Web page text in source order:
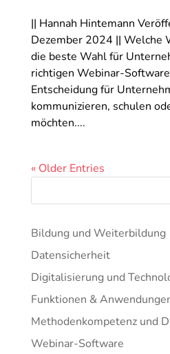
|| Hannah Hintemann
Dezember 2024 || Welche
die beste Wahl für
richtigen Webinar-
Entscheidung für
kommunizieren, schulen
möchten....
« Older Entries
Bildung und Weiterbildung
Datensicherheit
Digitalisierung und
Funktionen &
Methodenkompetenz und
Webinar-Software